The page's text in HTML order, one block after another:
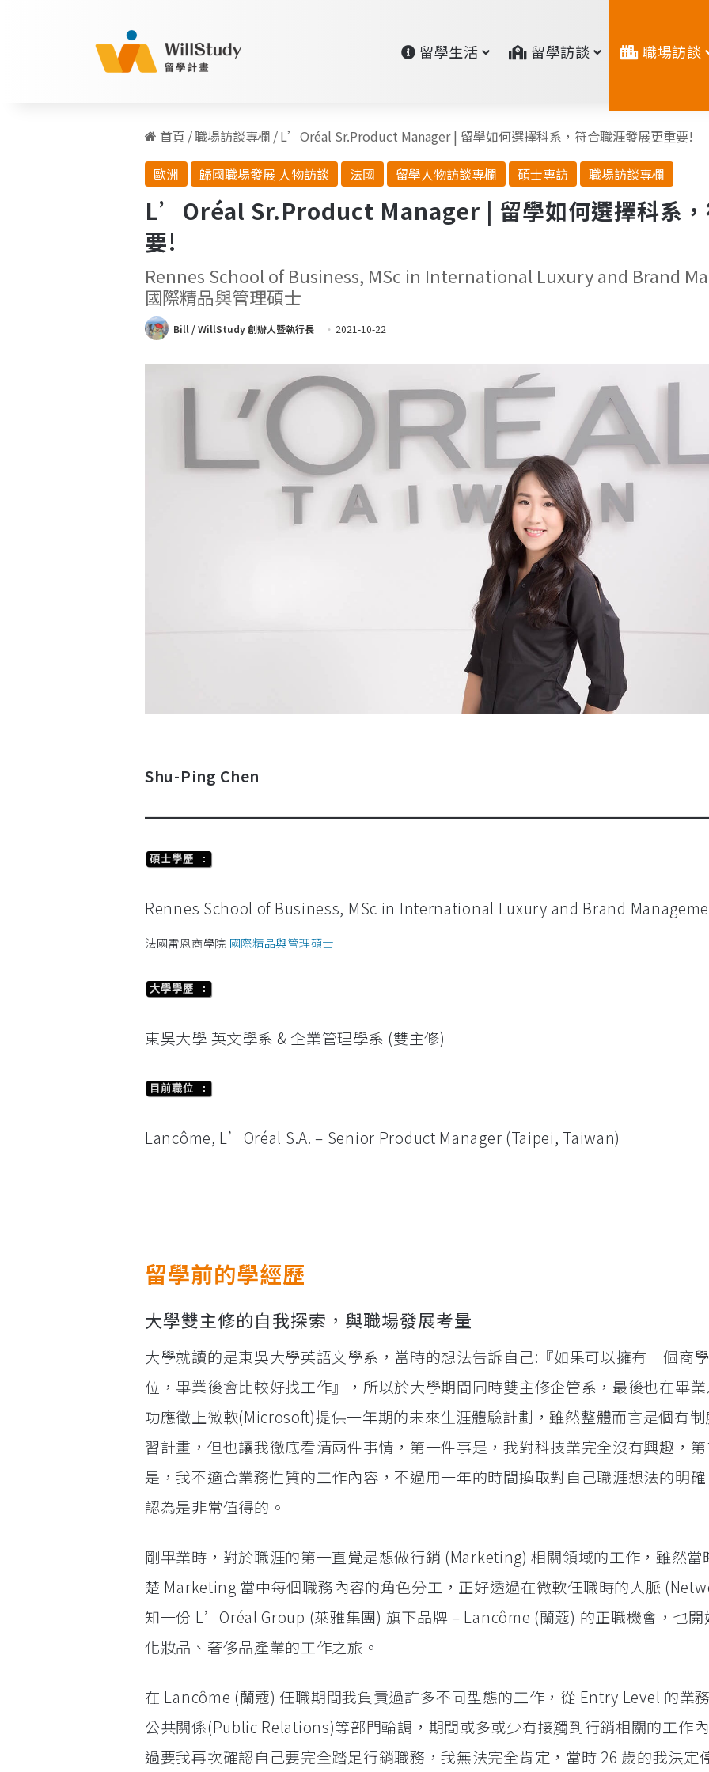
留學生活 留學訪談 職場訪談
首頁 /職場訪談專欄 /L’Oréal Sr.Product Manager | 留學如何選擇科系，符合職涯發展更重要!
歐洲
歸國職場發展 人物訪談 法國 留學人物訪談專欄 碩士專訪 職場訪談專欄
L’Oréal Sr.Product Manager | 留學如何選擇科系，
要!
Rennes School of Business, MSc in International Luxury and Brand
國際精品與管理碩士
Bill / WillStudy 創辦人暨執行長 2021-10-22
Shu-Ping Chen
碩士學歷 :
Rennes School of Business, MSc in International Luxury and Brand
法國雷恩商學院 國際精品與管理碩士
大學學歷 :
東吳大學 英文學系 & 企業管理學系 (雙主修)
目前職位 :
Lancôme, L’Oréal S.A. – Senior Product Manager (Taipei, Taiwan)
留學前的學經歷
大學雙主修的自我探索，與職場發展考量
大學就讀的是東吳大學英語文學系，當時的想法告訴自己:『如果可以擁有一個商
位，畢業後會比較好找工作』，所以於大學期間同時雙主修企管系，最後也在畢
功應徵上微軟(Microsoft)提供一年期的未來生涯體驗計劃，雖然整體而言是個有
習計畫，但也讓我徹底看清兩件事情，第一件事是，我對科技業完全沒有興趣，
是，我不適合業務性質的工作內容，不過用一年的時間換取對自己職涯想法的明
認為是非常值得的。
剛畢業時，對於職涯的第一直覺是想做行銷 (Marketing) 相關領域的工作，雖然當
楚 Marketing 當中每個職務內容的角色分工，正好透過在微軟任職時的人脈
知一份 L’Oréal Group (萊雅集團) 旗下品牌 – Lancôme (蘭蔻) 的正職機會，也開
化妝品、奢侈品產業的工作之旅。
在 Lancôme (蘭蔻) 任職期間我負責過許多不同型態的工作，從 Entry Level 的業
公共關係(Public Relations)等部門輪調，期間或多或少有接觸到行銷相關的工作
過要我再次確認自己要完全踏足行銷職務，我無法完全肯定，當時 26 歲的我決定